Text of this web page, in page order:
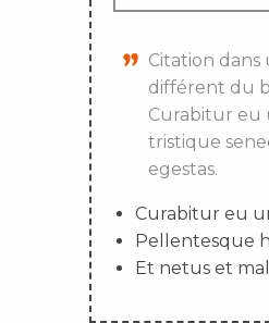
Citation
différent du
Curabitur eu
tristique
egestas.
Curabitur eu
Pellentesque
Et netus et